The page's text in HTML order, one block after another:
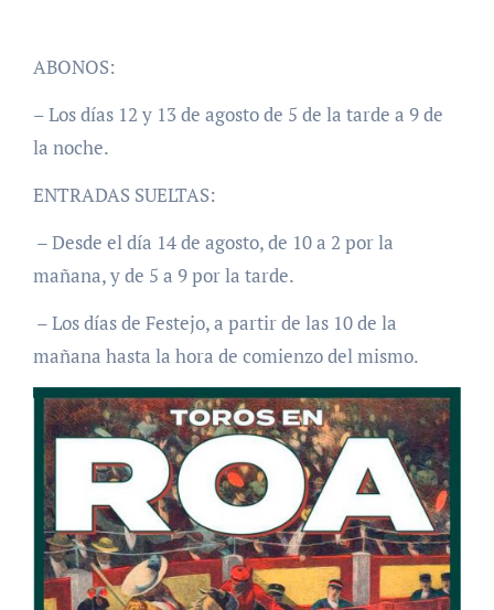
ABONOS:
– Los días 12 y 13 de agosto de 5 de la tarde a 9 de
la noche.
ENTRADAS SUELTAS:
– Desde el día 14 de agosto, de 10 a 2 por la
mañana, y de 5 a 9 por la tarde.
– Los días de Festejo, a partir de las 10 de la
mañana hasta la hora de comienzo del mismo.